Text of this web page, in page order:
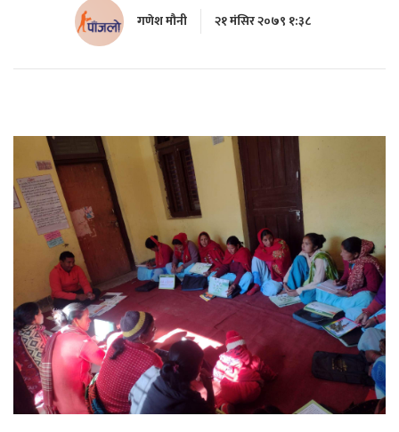
गणेश माैनी २१ मंसिर २०७९ १:३८